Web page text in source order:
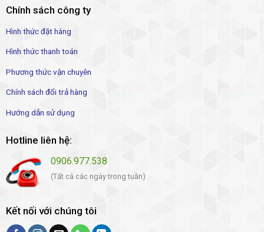
Chính sách công ty
Hình thức đặt hàng
Hình thức thanh toán
Phương thức vận chuyên
Chính sách đổi trả hàng
Hướng dẫn sử dụng
Hotline liên hệ:
0906.977.538
(Tất cả các ngày trong tuần)
Kết nối với chúng tôi